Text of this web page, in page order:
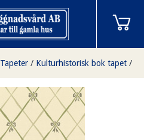
Tapeter / Kulturhistorisk bok tapet /